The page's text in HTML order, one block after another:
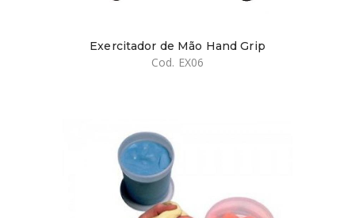
Exercitador de Mão Hand Grip
Cod. EX06